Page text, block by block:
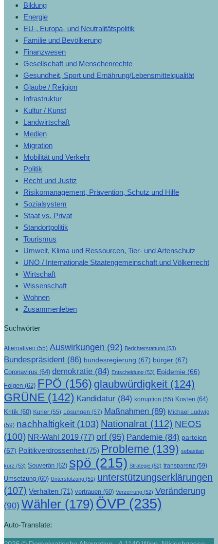
Bildung
Energie
EU-, Europa- und Neutralitätspolitik
Familie und Bevölkerung
Finanzwesen
Gesellschaft und Menschenrechte
Gesundheit, Sport und Ernährung/Lebensmittelqualität
Glaube / Religion
Infrastruktur
Kultur / Kunst
Landwirtschaft
Medien
Migration
Mobilität und Verkehr
Politik
Recht und Justiz
Risikomanagement, Prävention, Schutz und Hilfe
Sozialsystem
Staat vs. Privat
Standortpolitik
Tourismus
Umwelt, Klima und Ressourcen, Tier- und Artenschutz
UNO / Internationale Staatengemeinschaft und Völkerrecht
Wirtschaft
Wissenschaft
Wohnen
Zusammenleben
Suchwörter
Alternativen (55) Auswirkungen (92) Berichterstattung (53)
Bundespräsident (86) bundesregierung (67) bürger (67)
Coronavirus (64) demokratie (84) Entscheidung (53) Epidemie (66)
Folgen (62) FPÖ (156) glaubwürdigkeit (124)
GRÜNE (142) Kandidatur (84) korruption (55) Kosten (64)
Kritik (60) Kurier (55) Lösungen (57) Maßnahmen (89) Michael Ludwig
(59) nachhaltigkeit (103) Nationalrat (112) NEOS
(100) NR-Wahl 2019 (77) orf (95) Pandemie (84) parteien
(67) Politikverdrossenheit (75) Probleme (139) sebastian
kurz (53) Souverän (62) spö (215) Strategie (52) transparenz (59)
Umsetzung (60) Unterstützung (51) unterstützungserklärungen
(107) Verhalten (71) vertrauen (60) Verzerrung (52) Veränderung
(90) Wähler (179) ÖVP (235)
Auto-Translate: